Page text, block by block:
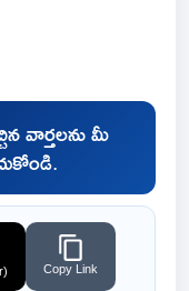
వార్తలను మీ
Copy Link